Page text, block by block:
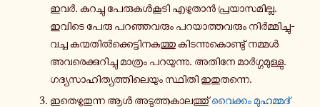
ഇവർ. കു­റ­ച്ചു പേ­രു­കൾ­കൂ­ടി എ­ഴു­താൻ പ്ര­യാ­സ­മി­ല്ല.
ഇവിടെ പേരു പ­റ­ഞ്ഞ­വ­രും പ­റ­യാ­ത്ത­വ­രും നിർ­മ്മി­ച്ചു­
വ­ച്ച ക­ന്മ­തിൽ­ക്കെ­ട്ടി­ന­ക­ത്തു കി­ട­ന്നു­കൊ­ണ്ടു് നമ്മൾ
അ­വ­രെ­ക്കു­റി­ച്ചു മാ­ത്രം പ­റ­യു­ന്നു. അതിനേ മാർ­ഗ്ഗ­മു­ള്ളു.
ഗ­ദ്യ­സാ­ഹി­ത്യ­ത്തി­ലെ­യും സ്ഥി­തി ഇ­തു­ത­ന്നെ.
ഇ­തെ­ഴു­തു­ന്ന ആൾ അ­ടു­ത്ത­കാ­ല­ത്തു്വൈ­ക്കം മു­ഹ­മ്മ­ദ്